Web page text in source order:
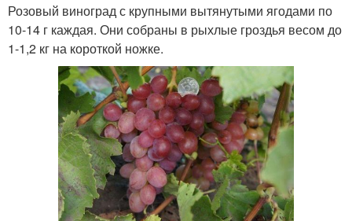
Розовый виноград с крупными вытянутыми ягодами по
10-14 г каждая. Они собраны в рыхлые гроздья весом до
1-1,2 кг на короткой ножке.